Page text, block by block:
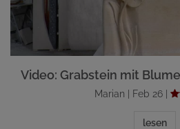
Video: Grabstein mit
Marian | Feb 26 |
lesen